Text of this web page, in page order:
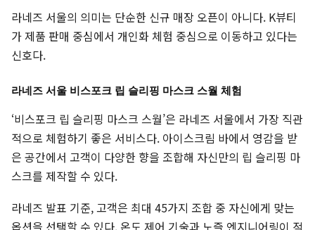
라네즈 서울의 의미는 단순한 신규 매장 오픈이 아니다. K뷰티
가 제품 판매 중심에서 개인화 체험 중심으로 이동하고 있다는
신호다.
라네즈 서울 비스포크 립 슬리핑 마스크 스월 체험
‘비스포크 립 슬리핑 마스크 스월’은 라네즈 서울에서 가장 직관
적으로 체험하기 좋은 서비스다. 아이스크림 바에서 영감을 받
은 공간에서 고객이 다양한 향을 조합해 자신만의 립 슬리핑 마
스크를 제작할 수 있다.
라네즈 발표 기준, 고객은 최대 45가지 조합 중 자신에게 맞는
옵션을 선택할 수 있다. 온도 제어 기술과 노즐 엔지니어링이 적